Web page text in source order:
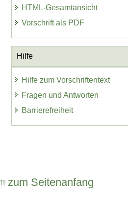
HTML-Gesamtansicht
Vorschrift als PDF
Hilfe
Hilfe zum Vorschriftentext
Fragen und Antworten
Barrierefreiheit
zum Seitenanfang